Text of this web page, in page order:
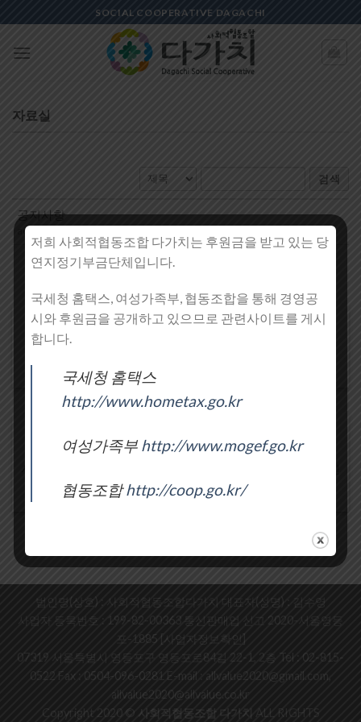
to
content
SOCIAL COOPERATIVE DAGACHI
자료실
검색
공지사항
admindagachi 2021-10-18 116
조합원 가입신청서
2021년 12월 08일
입니다. 첨부파일 : 다가치-정관 [...]
법인명(상호) : 사회적협동조합다가치 대표자(성명) : 김수영
사업자 등록번호 : 199-82-00363 통신판매업 신고 2020-서울영등
포-1885 [사업자정보확인]
07319 서울특별시 영등포구 영등포로84길 22-1, 2층 Tel : 02-815-
0522 Fax : 0504-096-0281 E-mail : allvalue2020@gmail.com,
allvalue2020@allvalue.co.kr
Copyright 2020 © 사회적협동조합 다가치 ALL RIGHTS
저희 사회적협동조합 다가치는 후원금을 받고 있는 당
연지정기부금단체입니다.
국세청 홈택스, 여성가족부, 협동조합을 통해 경영공
시와 후원금을 공개하고 있으므로 관련사이트를 게시
합니다.
국세청 홈택스
http://www.hometax.go.kr
여성가족부http://www.mogef.go.kr
협동조합http://coop.go.kr/